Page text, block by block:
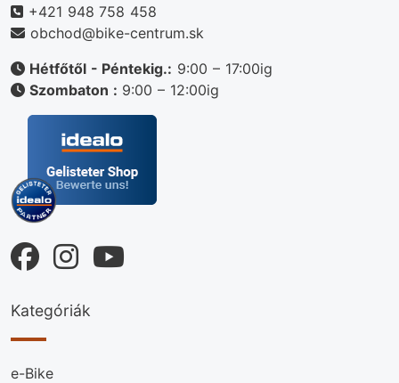
+421 948 758 458
obchod@bike-centrum.sk
Hétfőtől - Péntekig.: 9:00 – 17:00ig
Szombaton : 9:00 – 12:00ig
Kategóriák
e-Bike